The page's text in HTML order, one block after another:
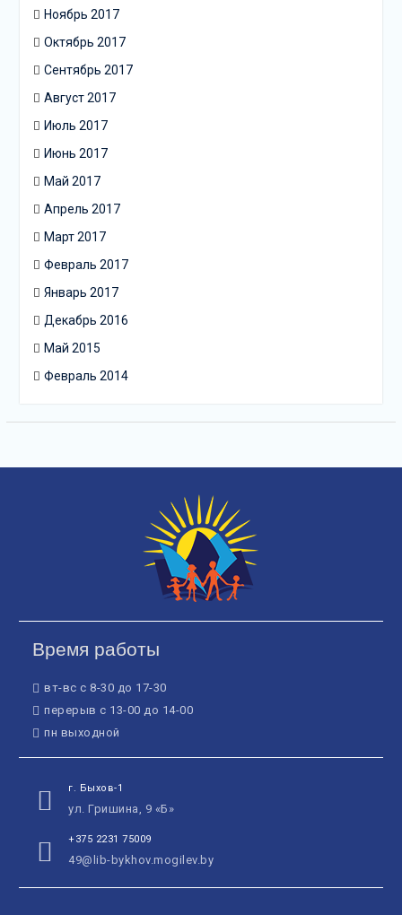
Ноябрь 2017
Октябрь 2017
Сентябрь 2017
Август 2017
Июль 2017
Июнь 2017
Май 2017
Апрель 2017
Март 2017
Февраль 2017
Январь 2017
Декабрь 2016
Май 2015
Февраль 2014
Время работы
вт-вс с 8-30 до 17-30
перерыв с 13-00 до 14-00
пн выходной
г. Быхов-1
ул. Гришина, 9 «Б»
+375 2231 75009
49@lib-bykhov.mogilev.by